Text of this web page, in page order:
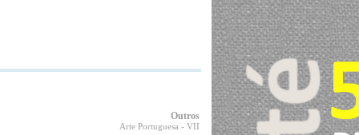
Outros
Arte Portuguesa - VII